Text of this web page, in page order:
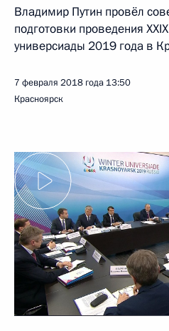
Владимир Путин провёл
подготовки проведения
универсиады 2019 года в
7 февраля 2018 года 13:50
Красноярск